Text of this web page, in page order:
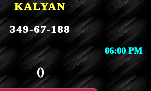
KALYAN
349-67-188
06:00 PM
()